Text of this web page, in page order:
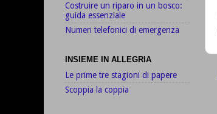
Costruire un riparo in un bosco:
guida essenziale
Numeri telefonici di emergenza
INSIEME IN ALLEGRIA
Le prime tre stagioni di papere
Scoppia la coppia